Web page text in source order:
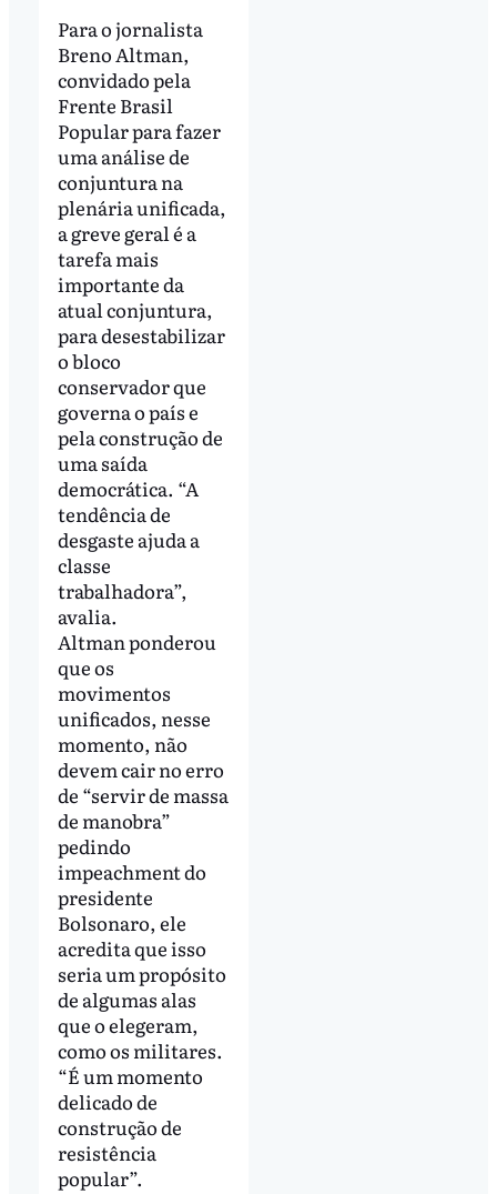
Para o jornalista
Breno Altman,
convidado pela
Frente Brasil
Popular para fazer
uma análise de
conjuntura na
plenária unificada,
a greve geral é a
tarefa mais
importante da
atual conjuntura,
para desestabilizar
o bloco
conservador que
governa o país e
pela construção de
uma saída
democrática. “A
tendência de
desgaste ajuda a
classe
trabalhadora”,
avalia.
Altman ponderou
que os
movimentos
unificados, nesse
momento, não
devem cair no erro
de “servir de massa
de manobra”
pedindo
impeachment do
presidente
Bolsonaro, ele
acredita que isso
seria um propósito
de algumas alas
que o elegeram,
como os militares.
“É um momento
delicado de
construção de
resistência
popular”.